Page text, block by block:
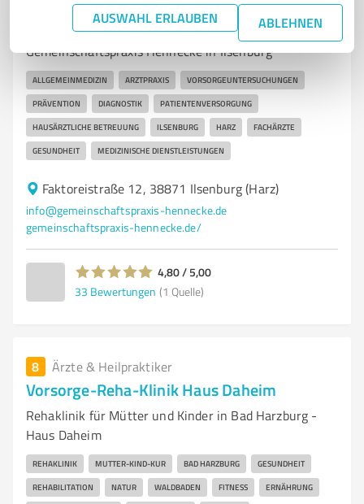
AUSWAHL ERLAUBEN ABLEHNEN
Hennecke und Verena Hennecke
Fachärztliche Allgemeinmedizin in der
Gemeinschaftspraxis Hennecke in Ilsenburg
ALLGEMEINMEDIZIN ARZTPRAXIS VORSORGEUNTERSUCHUNGEN
PRÄVENTION DIAGNOSTIK PATIENTENVERSORGUNG
HAUSÄRZTLICHE BETREUUNG ILSENBURG HARZ FACHÄRZTE
GESUNDHEIT MEDIZINISCHE DIENSTLEISTUNGEN
Faktoreistraße 12, 38871 Ilsenburg (Harz)
info@gemeinschaftspraxis-hennecke.de
gemeinschaftspraxis-hennecke.de/
4,80 / 5,00
33 Bewertungen (1 Quelle)
8 Ärzte & Heilpraktiker
Vorsorge-Reha-Klinik Haus Daheim
Rehaklinik für Mütter und Kinder in Bad Harzburg -
Haus Daheim
REHAKLINIK MUTTER-KIND-KUR BAD HARZBURG GESUNDHEIT
REHABILITATION NATUR WALDBADEN FITNESS ERNÄHRUNG